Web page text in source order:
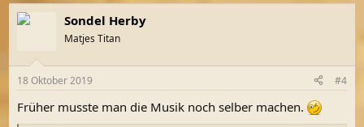
Sondel Herby
Matjes Titan
18 Oktober 2019 #4
Früher musste man die Musik noch selber machen.